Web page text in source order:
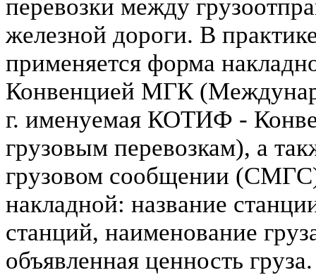
перевозки между
железной дороги. В
применяется форма
Конвенцией МГК
г. именуемая КОТИФ -
грузовым перевозкам), а
грузовом сообщении
накладной: название
станций, наименование
объявленная ценность груза.